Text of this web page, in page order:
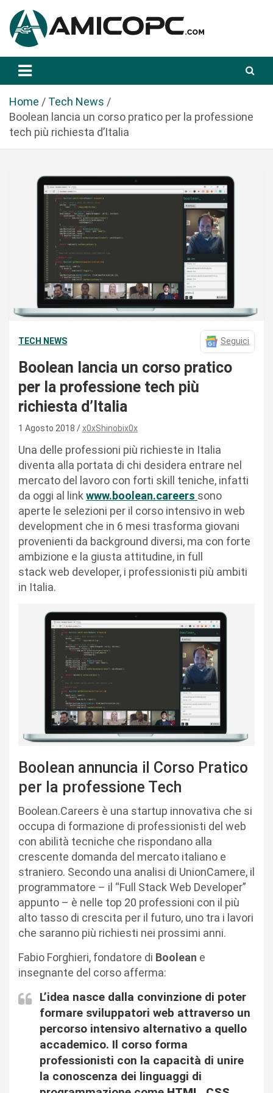
a
Amicopc.com
Home
Tech News
Boolean lancia un corso pratico per la professione
tech più richiesta d’Italia
TECH NEWS Seguici
Boolean lancia un corso pratico
per la professione tech più
richiesta d’Italia
1 Agosto 2018 x0xShinobix0x
Una delle professioni più richieste in Italia
diventa alla portata di chi desidera entrare nel
mercato del lavoro con forti skill teniche, infatti
da oggi al link www.boolean.careers sono
aperte le selezioni per il corso intensivo in web
development​ che in 6 mesi trasforma giovani
provenienti da background diversi, ma con forte
ambizione e la giusta attitudine, in full
stack web developer​, i professionisti più ambiti
in Italia.
Boolean annuncia il Corso Pratico
per la professione Tech
Boolean.Careers​ è una startup innovativa che si
occupa di formazione di professionisti del web ​
con abilità tecniche che rispondano alla
crescente domanda del mercato italiano e
straniero. Secondo una analisi di UnionCamere, il
programmatore – il “Full Stack Web Developer”
appunto – è nelle top 20 professioni con il più
alto tasso di crescita per il futuro, uno tra i lavori
che saranno più richiesti nei prossimi anni.
Fabio Forghieri​, fondatore di Boolean e
insegnante del corso afferma:
L’idea nasce dalla convinzione di poter
formare sviluppatori web attraverso un
percorso intensivo alternativo a quello
accademico. Il corso forma
professionisti con la capacità di unire
la conoscenza dei linguaggi di